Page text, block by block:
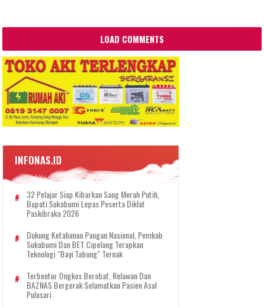
LOAD COMMENTS
INFONAS.ID
32 Pelajar Siap Kibarkan Sang Merah Putih,
Bupati Sukabumi Lepas Peserta Diklat
Paskibraka 2026
Dukung Ketahanan Pangan Nasional, Pemkab
Sukabumi Dan BET Cipelang Terapkan
Teknologi "Bayi Tabung" Ternak
Terbentur Ongkos Berobat, Relawan Dan
BAZNAS Bergerak Selamatkan Pasien Asal
Pulosari